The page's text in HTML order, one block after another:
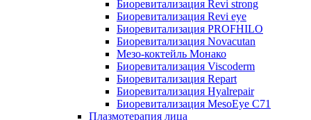
Биоревитализация Revi strong
Биоревитализация Revi eye
Биоревитализация PROFHILO
Биоревитализация Novacutan
Мезо-коктейль Монако
Биоревитализация Viscoderm
Биоревитализация Repart
Биоревитализация Hyalrepair
Биоревитализация MesoEye C71
Плазмотерапия лица